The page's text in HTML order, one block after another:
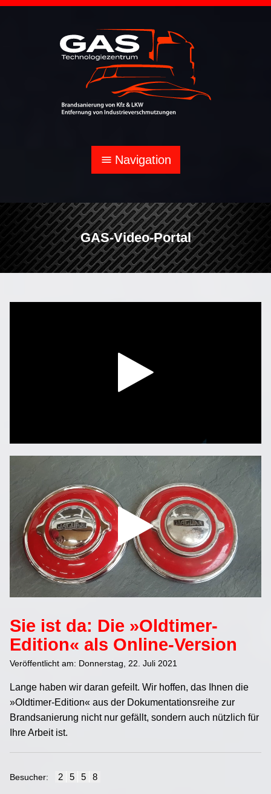
menu Navigation
GAS-Video-Portal
66:11
Sie ist da: Die »Oldtimer-
Edition« als Online-Version
Veröffentlicht am: Donnerstag, 22. Juli 2021
Lange haben wir daran gefeilt. Wir hoffen, das Ihnen die
»Oldtimer-Edition« aus der Dokumentationsreihe zur
Brandsanierung nicht nur gefällt, sondern auch nützlich für
Ihre Arbeit ist.
Besucher: 2 5 5 8